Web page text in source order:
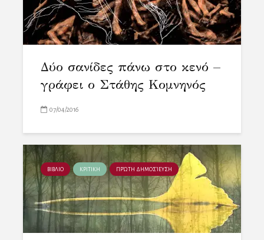
Δύο σανίδες πάνω στο κενό –
γράφει ο Στάθης Κομνηνός
07/04/2016
ΒΙΒΛΙΟ ΚΡΙΤΙΚΗ ΠΡΏΤΗ ΔΗΜΟΣΊΕΥΣΗ